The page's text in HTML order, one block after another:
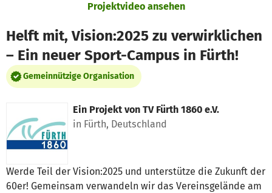
Projektvideo ansehen
Helft mit, Vision:2025 zu verwirklichen
– Ein neuer Sport-Campus in Fürth!
Gemeinnützige Organisation
Ein Projekt von TV Fürth 1860 e.V.
in Fürth, Deutschland
Werde Teil der Vision:2025 und unterstütze die Zukunft der
60er! Gemeinsam verwandeln wir das Vereinsgelände am